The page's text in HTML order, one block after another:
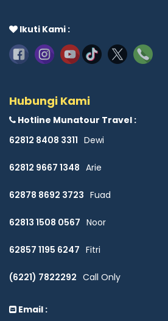
Ikuti Kami :
Hubungi Kami
Hotline Munatour Travel :
62812 8408 3311 Dewi
62812 9667 1348 Arie
62878 8692 3723 Fuad
62813 1508 0567 Noor
62857 1195 6247 Fitri
(6221) 7822292 Call Only
Email :